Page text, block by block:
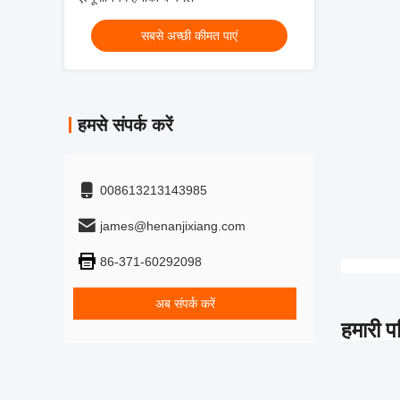
सबसे अच्छी कीमत पाएं
हमसे संपर्क करें
008613213143985
james@henanjixiang.com
86-371-60292098
अब संपर्क करें
हमारी